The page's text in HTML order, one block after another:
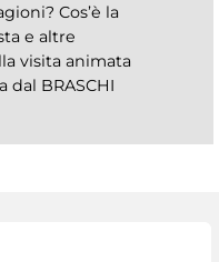
Cos’è la
e altre
visita animata
dal BRASCHI